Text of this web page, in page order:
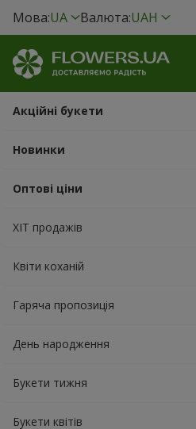
Мова:UA Валюта:UAH
Акційні букети
Новинки
Оптові ціни
ХІТ продажів
Квіти коханій
Гаряча пропозиція
День народження
Букети тижня
Букети квітів